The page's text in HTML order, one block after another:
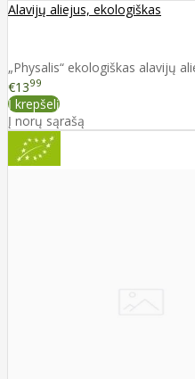
Alavijų aliejus, ekologiškas
„Physalis“ ekologiškas alavijų
€1399
Į krepšelį
Į norų sąrašą